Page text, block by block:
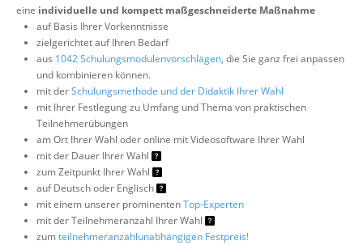
eine individuelle und kompett maßgeschneiderte Maßnahme
auf Basis Ihrer Vorkenntnisse
zielgerichtet auf Ihren Bedarf
aus 1042 Schulungsmodulenvorschlägen, die Sie ganz frei anpassen
und kombinieren können.
mit derSchulungsmethode und der Didaktik Ihrer Wahl
mit Ihrer Festlegung zu Umfang und Thema von praktischen
Teilnehmerübungen
am Ort Ihrer Wahl oder online mit Videosoftware Ihrer Wahl
mit der Dauer Ihrer Wahl
zum Zeitpunkt Ihrer Wahl
auf Deutsch oder Englisch
mit einem unserer prominentenTop-Experten
mit der Teilnehmeranzahl Ihrer Wahl
zumteilnehmeranzahlunabhängigen Festpreis!